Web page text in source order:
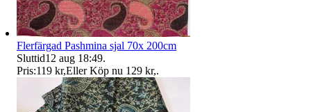
Flerfärgad Pashmina sjal 70x 200cm
Sluttid12 aug 18:49.
Pris:119 kr,Eller Köp nu 129 kr,.